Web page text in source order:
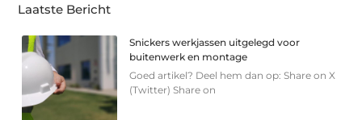
Laatste Bericht
Snickers werkjassen uitgelegd voor
buitenwerk en montage
Goed artikel? Deel hem dan op: Share on X
(Twitter) Share on